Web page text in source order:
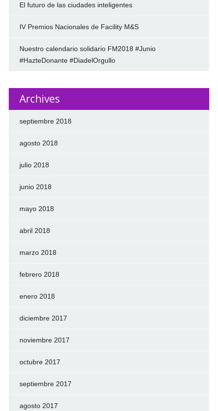
El futuro de las ciudades inteligentes
IV Premios Nacionales de Facility M&S
Nuestro calendario solidario FM2018 #Junio
#HazteDonante #DiadelOrgullo
Archives
septiembre 2018
agosto 2018
julio 2018
junio 2018
mayo 2018
abril 2018
marzo 2018
febrero 2018
enero 2018
diciembre 2017
noviembre 2017
octubre 2017
septiembre 2017
agosto 2017